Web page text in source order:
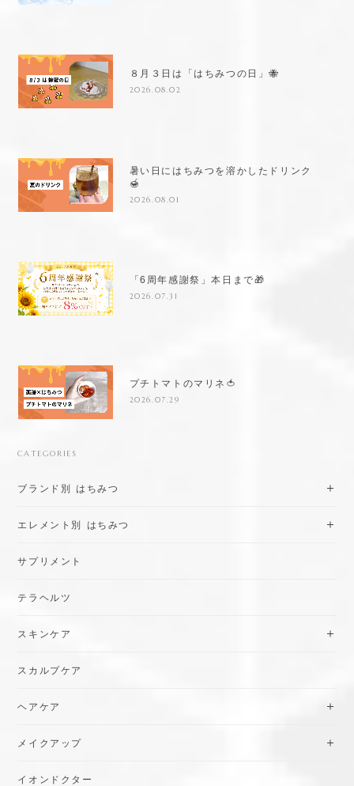
８月３日は「はちみつの日」🐝
2026.08.02
暑い日にはちみつを溶かしたドリンク
🍯
2026.08.01
「6周年感謝祭」本日まで🎁
2026.07.31
プチトマトのマリネ🍅
2026.07.29
CATEGORIES
ブランド別 はちみつ
エレメント別 はちみつ
サプリメント
テラヘルツ
スキンケア
スカルプケア
ヘアケア
メイクアップ
イオンドクター